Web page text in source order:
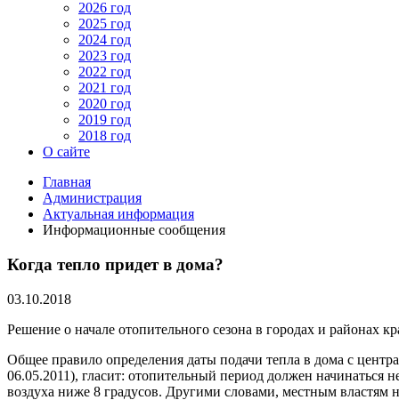
2026 год
2025 год
2024 год
2023 год
2022 год
2021 год
2020 год
2019 год
2018 год
О сайте
Главная
Администрация
Актуальная информация
Информационные сообщения
Когда тепло придет в дома?
03.10.2018
Решение о начале отопительного сезона в городах и районах
Общее правило определения даты подачи тепла в дома с
06.05.2011), гласит: отопительный период должен начинаться
воздуха ниже 8 градусов. Другими словами, местным властям